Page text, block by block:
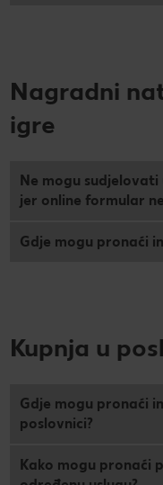
Nagradni
igre
Ne mogu
jer online formular
Gdje mogu pronaći
Kupnja u
Gdje mogu pronaći
poslovnici?
Kako mogu pronaći